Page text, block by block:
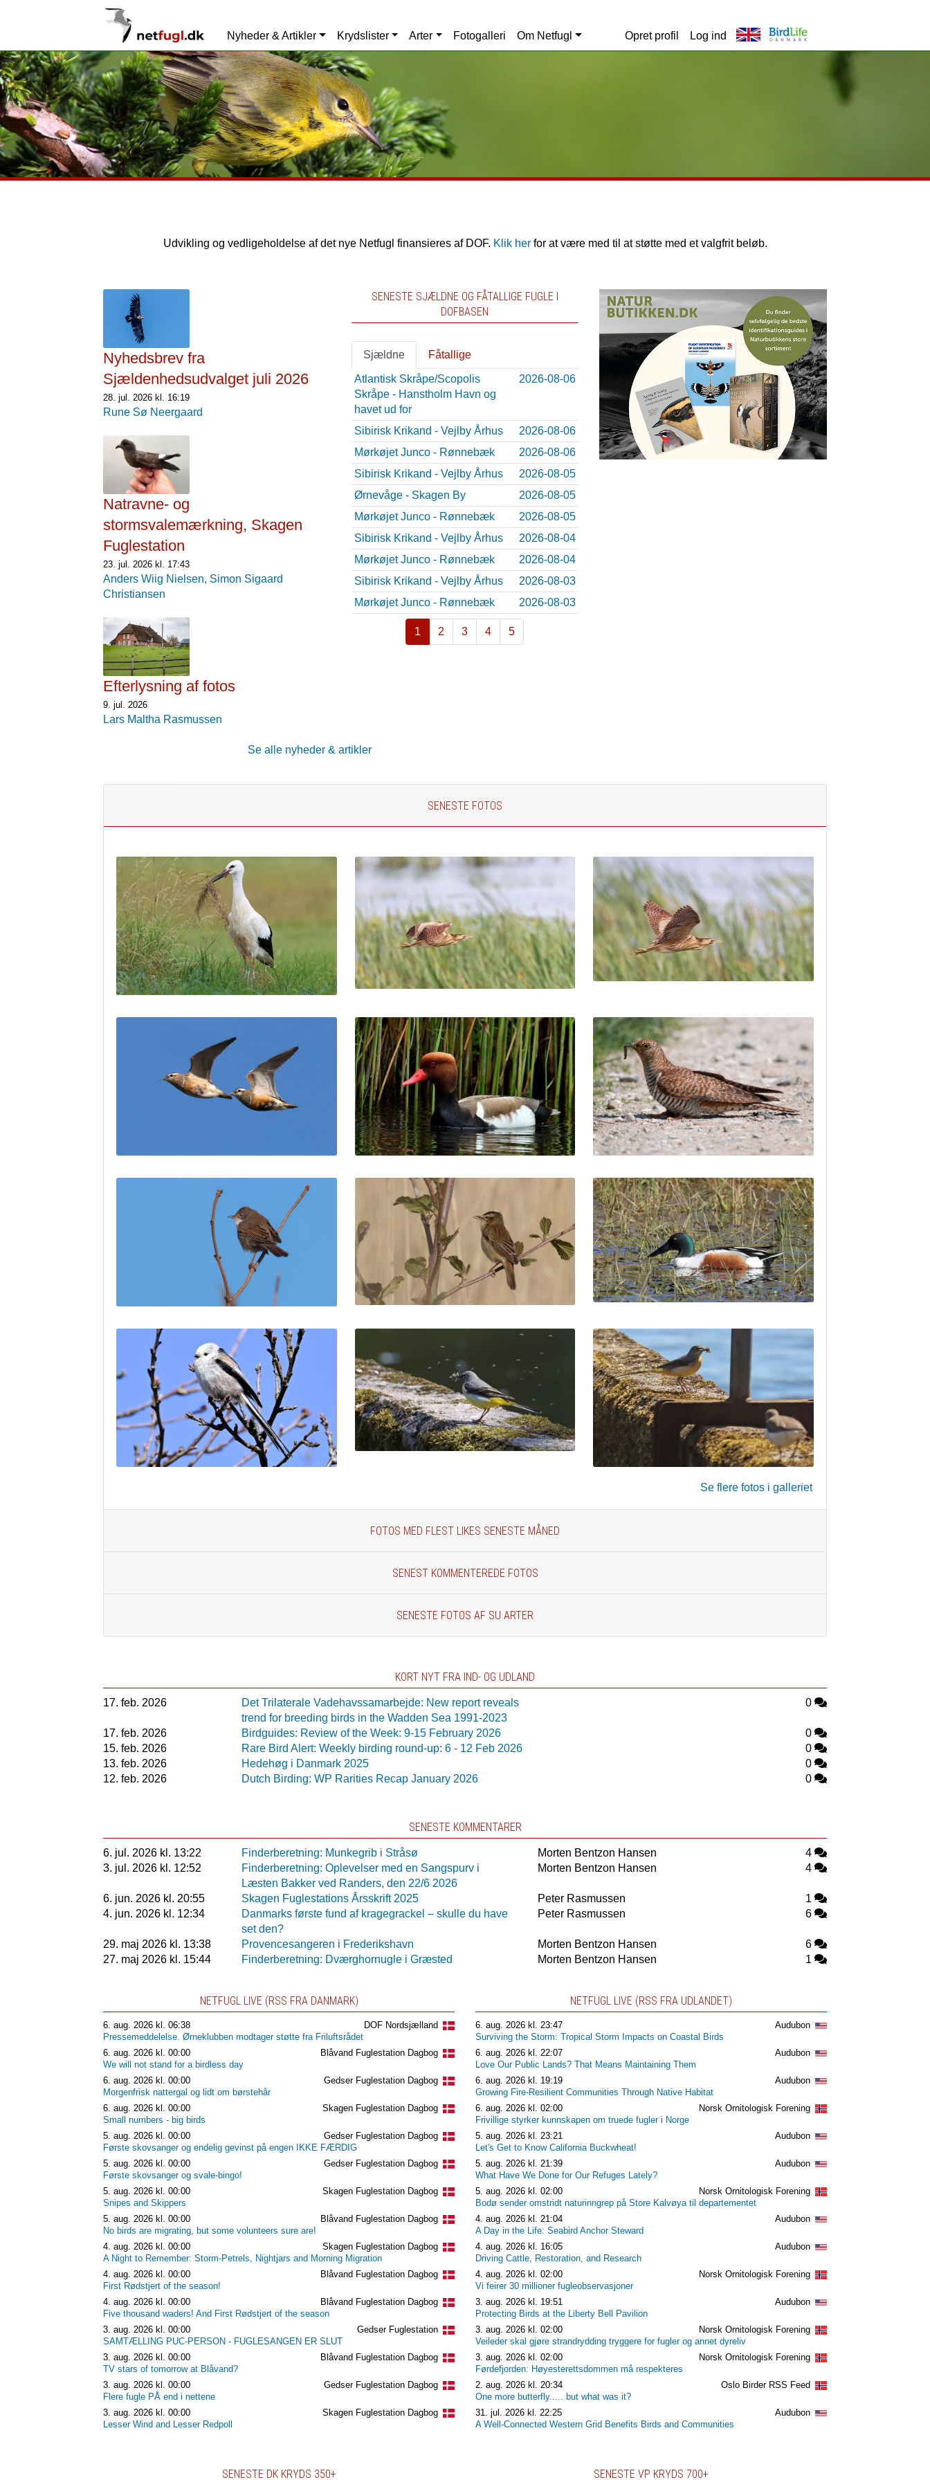
Nyheder & Artikler Krydslister Arter Fotogalleri Om Netfugl Opret profil Log ind
Udvikling og vedligeholdelse af det nye Netfugl finansieres af DOF. Klik herfor at være med til at støtte med et valgfrit beløb.
Nyhedsbrev fra
Sjældenhedsudvalget juli 2026
28. jul. 2026 kl. 16:19
Rune Sø Neergaard
Natravne- og
stormsvalemærkning, Skagen
Fuglestation
23. jul. 2026 kl. 17:43
Anders Wiig Nielsen, Simon Sigaard
Christiansen
Efterlysning af fotos
9. jul. 2026
Lars Maltha Rasmussen
Se alle nyheder & artikler
SENESTE SJÆLDNE OG FÅTALLIGE FUGLE I
DOFBASEN
Sjældne Fåtallige
Atlantisk Skråpe/Scopolis
Skråpe - Hanstholm Havn og
havet ud for
2026-08-06
Sibirisk Krikand - Vejlby Århus
2026-08-06
Mørkøjet Junco - Rønnebæk
2026-08-06
Sibirisk Krikand - Vejlby Århus
2026-08-05
Ørnevåge - Skagen By
2026-08-05
Mørkøjet Junco - Rønnebæk
2026-08-05
Sibirisk Krikand - Vejlby Århus
2026-08-04
Mørkøjet Junco - Rønnebæk
2026-08-04
Sibirisk Krikand - Vejlby Århus
2026-08-03
Mørkøjet Junco - Rønnebæk
2026-08-03
1 2 3 4 5
SENESTE FOTOS
Se flere fotos i galleriet
FOTOS MED FLEST LIKES SENESTE MÅNED
SENEST KOMMENTEREDE FOTOS
SENESTE FOTOS AF SU ARTER
KORT NYT FRA IND- OG UDLAND
17. feb. 2026
Det Trilaterale Vadehavssamarbejde: New report reveals
trend for breeding birds in the Wadden Sea 1991-2023
0
17. feb. 2026 Birdguides: Review of the Week: 9-15 February 2026
0
15. feb. 2026
Rare Bird Alert: Weekly birding round-up: 6 - 12 Feb 2026
0
13. feb. 2026
Hedehøg i Danmark 2025
0
12. feb. 2026
Dutch Birding: WP Rarities Recap January 2026 0
SENESTE KOMMENTARER
6. jul. 2026 kl. 13:22 Finderberetning: Munkegrib i Stråsø Morten Bentzon Hansen
4
3. jul. 2026 kl. 12:52
Finderberetning: Oplevelser med en Sangspurv i
Læsten Bakker ved Randers, den 22/6 2026
Morten Bentzon Hansen 4
6. jun. 2026 kl. 20:55 Skagen Fuglestations Årsskrift 2025 Peter Rasmussen
1
4. jun. 2026 kl. 12:34
Danmarks første fund af kragegrackel – skulle du have
set den?
Peter Rasmussen 6
29. maj 2026 kl. 13:38 Provencesangeren i Frederikshavn Morten Bentzon Hansen
6
27. maj 2026 kl. 15:44
Finderberetning: Dværghornugle i Græsted Morten Bentzon Hansen 1
NETFUGL LIVE (RSS FRA DANMARK)
6. aug. 2026 kl. 06:38
DOF Nordsjælland
Pressemeddelelse. Ørneklubben modtager støtte fra Friluftsrådet
6. aug. 2026 kl. 00:00
Blåvand Fuglestation Dagbog
We will not stand for a birdless day
6. aug. 2026 kl. 00:00
Gedser Fuglestation Dagbog
Morgenfrisk nattergal og lidt om børstehår
6. aug. 2026 kl. 00:00
Skagen Fuglestation Dagbog
Small numbers - big birds
5. aug. 2026 kl. 00:00
Gedser Fuglestation Dagbog
Første skovsanger og endelig gevinst på engen IKKE FÆRDIG
5. aug. 2026 kl. 00:00
Gedser Fuglestation Dagbog
Første skovsanger og svale-bingo!
5. aug. 2026 kl. 00:00
Skagen Fuglestation Dagbog
Snipes and Skippers
5. aug. 2026 kl. 00:00
Blåvand Fuglestation Dagbog
No birds are migrating, but some volunteers sure are!
4. aug. 2026 kl. 00:00
Skagen Fuglestation Dagbog
A Night to Remember: Storm-Petrels, Nightjars and Morning Migration
4. aug. 2026 kl. 00:00
Blåvand Fuglestation Dagbog
First Rødstjert of the season!
4. aug. 2026 kl. 00:00
Blåvand Fuglestation Dagbog
Five thousand waders! And First Rødstjert of the season
3. aug. 2026 kl. 00:00
Gedser Fuglestation
SAMTÆLLING PUC-PERSON - FUGLESANGEN ER SLUT
3. aug. 2026 kl. 00:00
Blåvand Fuglestation Dagbog
TV stars of tomorrow at Blåvand?
3. aug. 2026 kl. 00:00
Gedser Fuglestation Dagbog
Flere fugle PÅ end i nettene
3. aug. 2026 kl. 00:00
Skagen Fuglestation Dagbog
Lesser Wind and Lesser Redpoll
NETFUGL LIVE (RSS FRA UDLANDET)
6. aug. 2026 kl. 23:47
Audubon
Surviving the Storm: Tropical Storm Impacts on Coastal Birds
6. aug. 2026 kl. 22:07
Audubon
Love Our Public Lands? That Means Maintaining Them
6. aug. 2026 kl. 19:19
Audubon
Growing Fire-Resilient Communities Through Native Habitat
6. aug. 2026 kl. 02:00
Norsk Ornitologisk Forening
Frivillige styrker kunnskapen om truede fugler i Norge
5. aug. 2026 kl. 23:21
Audubon
Let's Get to Know California Buckwheat!
5. aug. 2026 kl. 21:39
Audubon
What Have We Done for Our Refuges Lately?
5. aug. 2026 kl. 02:00
Norsk Ornitologisk Forening
Bodø sender omstridt naturinngrep på Store Kalvøya til departementet
4. aug. 2026 kl. 21:04
Audubon
A Day in the Life: Seabird Anchor Steward
4. aug. 2026 kl. 16:05
Audubon
Driving Cattle, Restoration, and Research
4. aug. 2026 kl. 02:00
Norsk Ornitologisk Forening
Vi feirer 30 millioner fugleobservasjoner
3. aug. 2026 kl. 19:51
Audubon
Protecting Birds at the Liberty Bell Pavilion
3. aug. 2026 kl. 02:00
Norsk Ornitologisk Forening
Veileder skal gjøre strandrydding tryggere for fugler og annet dyreliv
3. aug. 2026 kl. 02:00
Norsk Ornitologisk Forening
Førdefjorden: Høyesterettsdommen må respekteres
2. aug. 2026 kl. 20:34
Oslo Birder RSS Feed
One more butterfly..... but what was it?
31. jul. 2026 kl. 22:25
Audubon
A Well-Connected Western Grid Benefits Birds and Communities
SENESTE DK KRYDS 350+ SENESTE VP KRYDS 700+